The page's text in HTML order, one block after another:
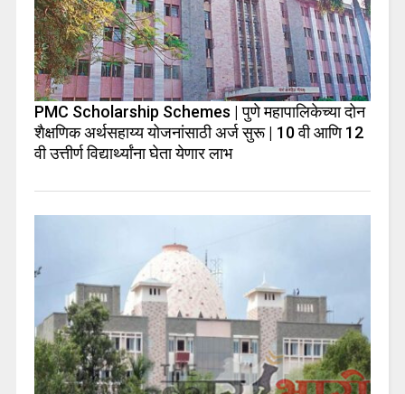
PMC Scholarship Schemes | पुणे महापालिकेच्या दोन
शैक्षणिक अर्थसहाय्य योजनांसाठी अर्ज सुरू | 10 वी आणि 12
वी उत्तीर्ण विद्यार्थ्यांना घेता येणार लाभ